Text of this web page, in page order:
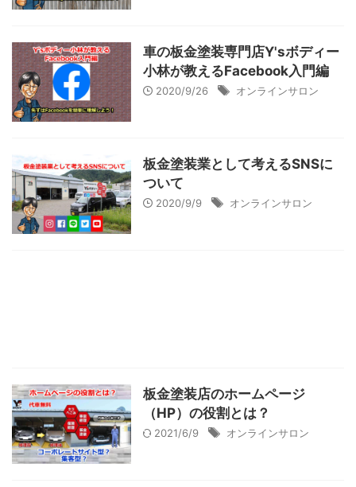
車の板金塗装専門店Y'sボディー
小林が教えるFacebook入門編
2020/9/26 オンラインサロン
板金塗装業として考えるSNSに
ついて
2020/9/9 オンラインサロン
板金塗装店のホームページ
（HP）の役割とは？
2021/6/9 オンラインサロン